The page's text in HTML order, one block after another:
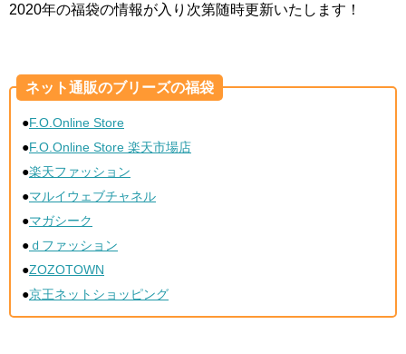
2020年の福袋の情報が入り次第随時更新いたします！
ネット通販のブリーズの福袋
●F.O.Online Store
●F.O.Online Store 楽天市場店
●楽天ファッション
●マルイウェブチャネル
●マガシーク
● ｄファッション
●ZOZOTOWN
●京王ネットショッピング